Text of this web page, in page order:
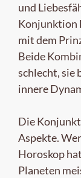
und
Konjunktion
mit dem
Beide
schlecht, sie
innere
Die
Aspekte.
Horoskop
Planeten